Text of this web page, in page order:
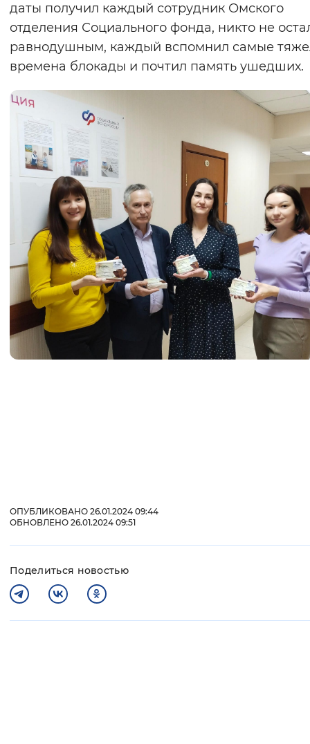
даты получил каждый сотрудник Омского
отделения Социального фонда, никто не
равнодушным, каждый вспомнил самые
времена блокады и почтил память ушедших.
ОПУБЛИКОВАНО 26.01.2024 09:44
ОБНОВЛЕНО 26.01.2024 09:51
Поделиться новостью